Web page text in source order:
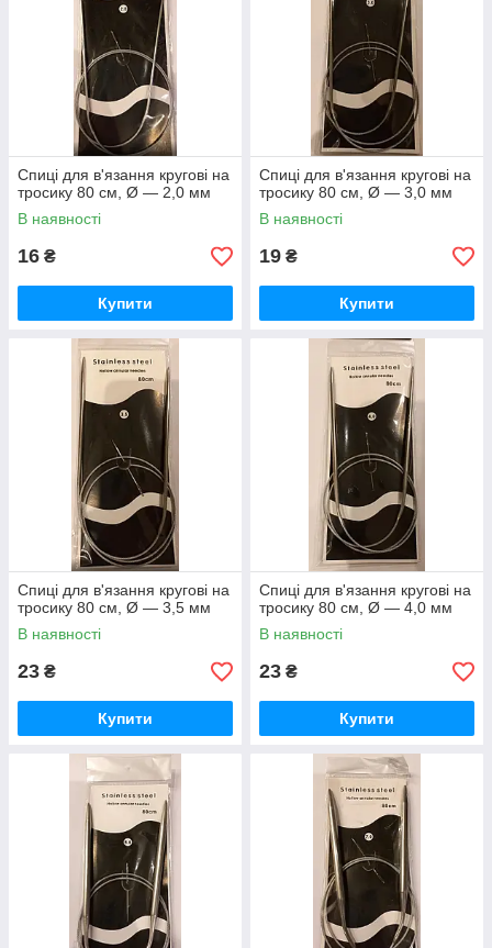
Спиці для в'язання кругові на
тросику 80 см, Ø — 2,0 мм
В наявності
16 ₴
Купити
Спиці для в'язання кругові на
тросику 80 см, Ø — 3,0 мм
В наявності
19 ₴
Купити
Спиці для в'язання кругові на
тросику 80 см, Ø — 3,5 мм
В наявності
23 ₴
Купити
Спиці для в'язання кругові на
тросику 80 см, Ø — 4,0 мм
В наявності
23 ₴
Купити